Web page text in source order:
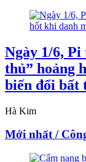
Ngày 1/6,
thủ” hoảng
biến đổi bất
Hà Kim
Mới nhất /